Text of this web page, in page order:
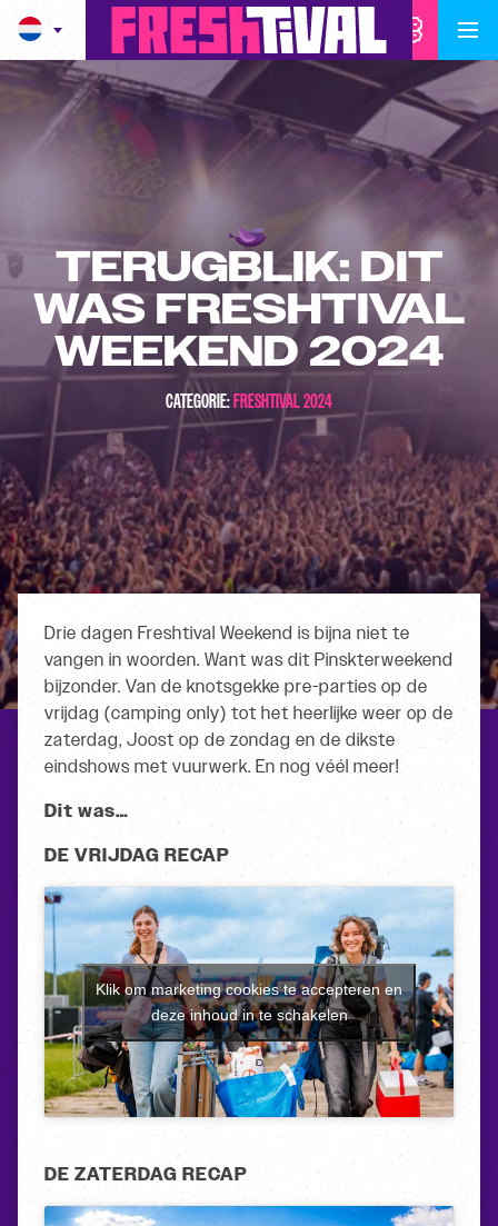
TERUGBLIK: DIT
WAS FRESHTIVAL
WEEKEND 2024
CATEGORIE: FRESHTIVAL 2024
Drie dagen Freshtival Weekend is bijna niet te
vangen in woorden. Want was dit Pinskterweekend
bijzonder. Van de knotsgekke pre-parties op de
vrijdag (camping only) tot het heerlijke weer op de
zaterdag, Joost op de zondag en de dikste
eindshows met vuurwerk. En nog véél meer!
Dit was…
DE VRIJDAG RECAP
Klik om marketing cookies te accepteren en
deze inhoud in te schakelen
DE ZATERDAG RECAP